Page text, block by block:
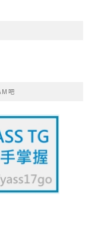
吧